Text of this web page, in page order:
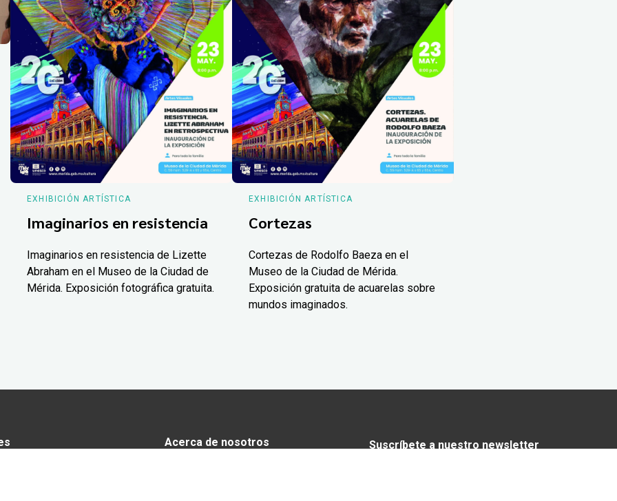
EXHIBICIÓN ARTÍSTICA
Imaginarios en resistencia
Imaginarios en resistencia de Lizette
Abraham en el Museo de la Ciudad de
Mérida. Exposición fotográfica gratuita.
EXHIBICIÓN ARTÍSTICA
Cortezas
Cortezas de Rodolfo Baeza en el
Museo de la Ciudad de Mérida.
Exposición gratuita de acuarelas sobre
mundos imaginados.
Acerca de nosotros
Suscríbete a nuestro newsletter